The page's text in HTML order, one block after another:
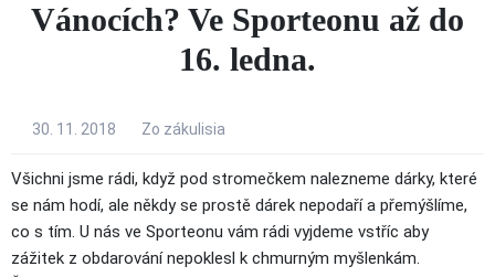
Vánocích? Ve Sporteonu až do
16. ledna.
30. 11. 2018 Zo zákulisia
Všichni jsme rádi, když pod stromečkem nalezneme dárky, které
se nám hodí, ale někdy se prostě dárek nepodaří a přemýšlíme,
co s tím. U nás ve Sporteonu vám rádi vyjdeme vstříc aby
zážitek z obdarování nepoklesl k chmurným myšlenkám.